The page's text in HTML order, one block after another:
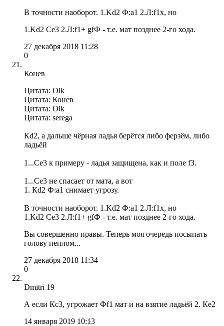
В точности наоборот. 1.Kd2 Ф:a1 2.Л:f1x, но
1.Kd2 Сe3 2.Л:f1+ gfФ - т.е. мат позднее 2-го хода.
27 декабря 2018 11:28
0
Конев
Цитата: Olk
Цитата: Конев
Цитата: Olk
Цитата: serega
Кd2, а дальше чёрная ладья берётся либо ферзём, либо
ладьёй
1...Сe3 к примеру - ладья защищена, как и поле f3.
1...Сe3 не спасает от мата, а вот
1. Кd2 Ф:а1 снимает угрозу.
В точности наоборот. 1.Kd2 Ф:a1 2.Л:f1x, но
1.Kd2 Сe3 2.Л:f1+ gfФ - т.е. мат позднее 2-го хода.
Вы совершенно правы. Теперь моя очередь посыпать
голову пеплом...
27 декабря 2018 11:34
0
Dmitri 19
А если Кс3, угрожает Фf1 мат и на взятие ладьёй 2. Кe2
14 января 2019 10:13